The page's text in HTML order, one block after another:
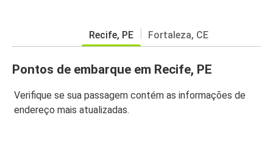
Recife, PE Fortaleza, CE
Pontos de embarque em Recife, PE
Verifique se sua passagem contém as informações de
endereço mais atualizadas.